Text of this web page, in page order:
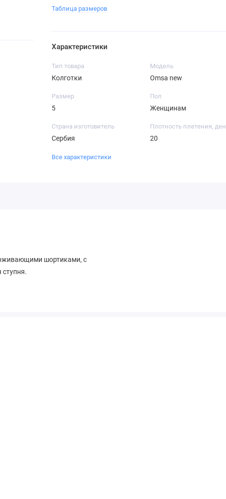
Таблица размеров
Характеристики
Тип товара
Колготки
Модель
Omsa new
Размер
5
Пол
Женщинам
Страна изготовитель
Сербия
Плотность плетения, ден
20
Все характеристики
шортиками, с